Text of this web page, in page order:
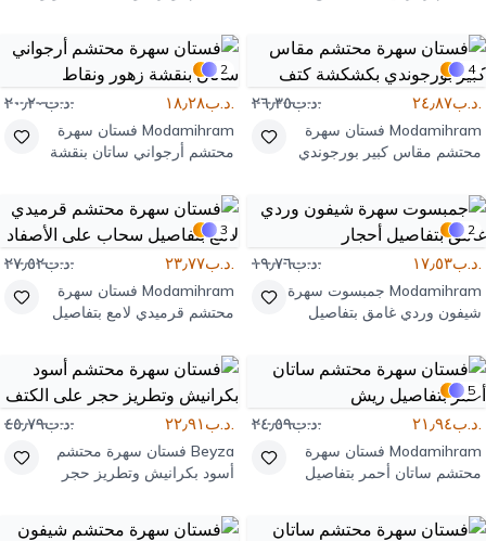
4
.د.ب٢٤٫٨٧ .د.ب٢٦٫٣٥
Modamihram فستان سهرة
محتشم مقاس كبير بورجوندي
2
.د.ب١٨٫٢٨ .د.ب٢٠٫٢٠
Modamihram فستان سهرة
محتشم أرجواني ساتان بنقشة
2
.د.ب١٧٫٥٣ .د.ب١٩٫٧٦
Modamihram جمبسوت سهرة
شيفون وردي غامق بتفاصيل
3
.د.ب٢٣٫٧٧ .د.ب٢٧٫٥٢
Modamihram فستان سهرة
محتشم قرميدي لامع بتفاصيل
5
.د.ب٢١٫٩٤ .د.ب٢٤٫٥٩
Modamihram فستان سهرة
محتشم ساتان أحمر بتفاصيل
.د.ب٢٢٫٩١ .د.ب٤٥٫٧٩
Beyza فستان سهرة محتشم
أسود بكرانيش وتطريز حجر